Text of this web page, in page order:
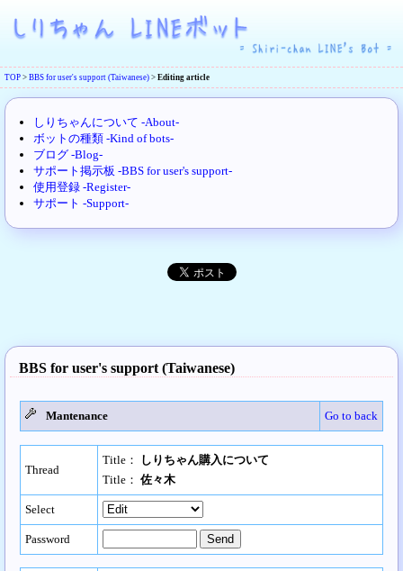
TOP > BBS for user's support (Taiwanese) > Editing article
しりちゃんについて -About-
ボットの種類 -Kind of bots-
ブログ -Blog-
サポート掲示板 -BBS for user's support-
使用登録 -Register-
サポート -Support-
BBS for user's support (Taiwanese)
Mantenance Go to back
Thread
Title：
しりちゃん購入について
Title： 佐々木
Select
Password